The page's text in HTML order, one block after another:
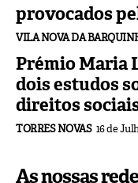
provocados
VILA NOVA DA
Prémio Maria
dois estudos
direitos
TORRES NOVAS 16 de
As nossas